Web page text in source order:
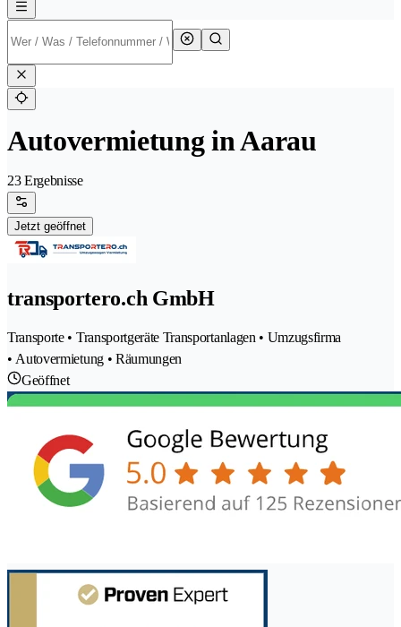
Autovermietung in Aarau
23 Ergebnisse
Jetzt geöffnet
transportero.ch GmbH
Transporte • Transportgeräte Transportanlagen • Umzugsfirma
• Autovermietung • Räumungen
Geöffnet